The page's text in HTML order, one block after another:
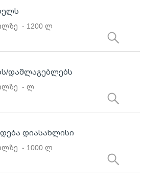
- 1200 ლ
დამლაგებლებს
- ლ
დიასახლისი
- 1000 ლ